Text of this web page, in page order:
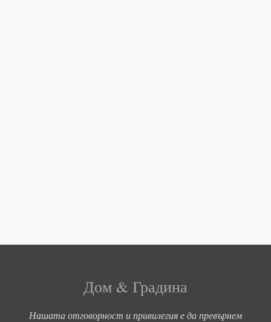
Дом & Градина
Нашата отговорност и привилегия е да превърнем